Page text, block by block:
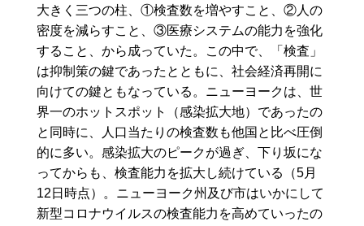
大きく三つの柱、①検査数を増やすこと、②人の
密度を減らすこと、③医療システムの能力を強化
すること、から成っていた。この中で、「検査」
は抑制策の鍵であったとともに、社会経済再開に
向けての鍵ともなっている。ニューヨークは、世
界一のホットスポット（感染拡大地）であったの
と同時に、人口当たりの検査数も他国と比べ圧倒
的に多い。感染拡大のピークが過ぎ、下り坂にな
ってからも、検査能力を拡大し続けている（5月
12日時点）。ニューヨーク州及び市はいかにして
新型コロナウイルスの検査能力を高めていったの